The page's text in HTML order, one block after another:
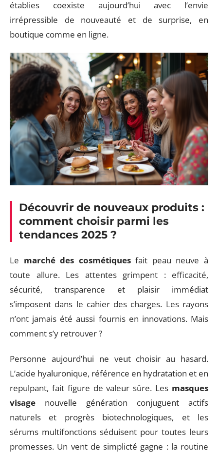
établies coexiste aujourd’hui avec l’envie
irrépressible de nouveauté et de surprise, en
boutique comme en ligne.
Découvrir de nouveaux produits :
comment choisir parmi les
tendances 2025 ?
Le marché des cosmétiquesfait peau neuve à
toute allure. Les attentes grimpent : efficacité,
sécurité, transparence et plaisir immédiat
s’imposent dans le cahier des charges. Les rayons
n’ont jamais été aussi fournis en innovations. Mais
comment s’y retrouver ?
Personne aujourd’hui ne veut choisir au hasard.
L’acide hyaluronique, référence en hydratation et en
repulpant, fait figure de valeur sûre. Les masques
visage nouvelle génération conjuguent actifs
naturels et progrès biotechnologiques, et les
sérums multifonctions séduisent pour toutes leurs
promesses. Un vent de simplicté gagne : la routine